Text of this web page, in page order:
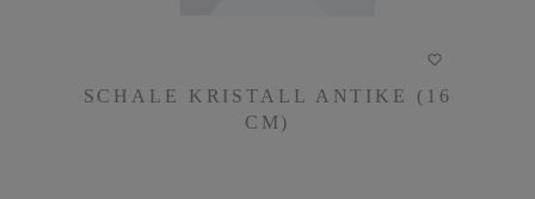
SCHALE KRISTALL ANTIKE (16
CM)
CM)